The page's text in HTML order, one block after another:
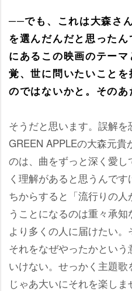
──でも、これは大森さ
を選んだんだと思った
にあるこの映画のテー
覚、世に問いたいこと
のではないかと。そのあ
そうだと思います。誤解
GREEN APPLEの大森元貴
のは、曲をずっと深く愛
く理解があると思うんで
ちからすると「流行りの
うことになるのは重々承
より多くの人に届けたい。
それをなぜやったかとい
いけない。せっかく主題歌
じゃあ大いにそれを楽し